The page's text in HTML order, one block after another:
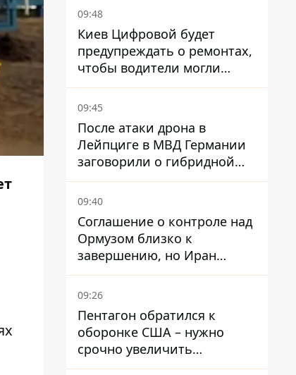
09:48
Киев Цифровой будет
предупреждать о ремонтах,
чтобы водители могли
избегать участков с
пробками
09:45
После атаки дрона в
Лейпциге в МВД Германии
заговорили о гибридной
войне – мы ежедневно цель
09:40
Соглашение о контроле над
Ормузом близко к
завершению, но Иран
выдвинул новые
требования – СМИ
раскрыли подробности
09:26
Пентагон обратился к
оборонке США – нужно
срочно увеличить
производство вооружений